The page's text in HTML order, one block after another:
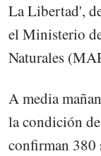
La Libertad',
el Ministerio
Naturales
A media
la condición
confirman 380